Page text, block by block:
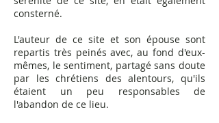
consterné.
L'auteur de ce site et son épouse sont
repartis très peinés avec, au fond d'eux-
mêmes, le sentiment, partagé sans doute
par les chrétiens des alentours, qu'ils
étaient un peu responsables de
l'abandon de ce lieu.